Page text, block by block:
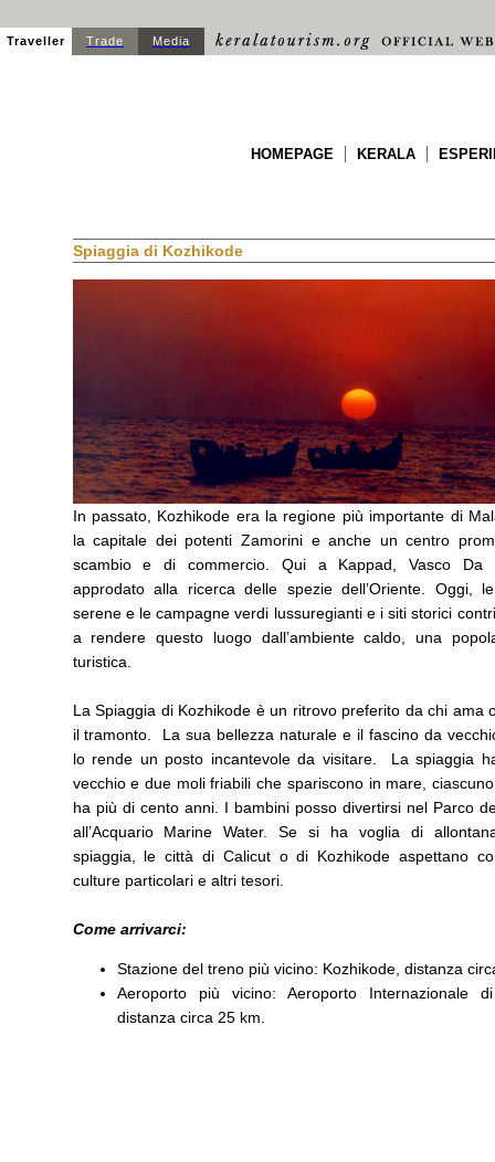
Traveller Trade Media
HOMEPAGE KERALA
Spiaggia di Kozhikode
In passato, Kozhikode era la regione più importante di
la capitale dei potenti Zamorini e anche un centro
scambio e di commercio. Qui a Kappad, Vasco Da
approdato alla ricerca delle spezie dell’Oriente. Oggi,
serene e le campagne verdi lussuregianti e i siti storici
a rendere questo luogo dall’ambiente caldo, una
turistica.
La Spiaggia di Kozhikode è un ritrovo preferito da chi ama
il tramonto. La sua bellezza naturale e il fascino da
lo rende un posto incantevole da visitare. La spiaggia
vecchio e due moli friabili che spariscono in mare,
ha più di cento anni. I bambini posso divertirsi nel Parco
all’Acquario Marine Water. Se si ha voglia di
spiaggia, le città di Calicut o di Kozhikode aspettano
culture particolari e altri tesori.
Come arrivarci:
Stazione del treno più vicino: Kozhikode, distanza
Aeroporto più vicino: Aeroporto Internazionale
distanza circa 25 km.